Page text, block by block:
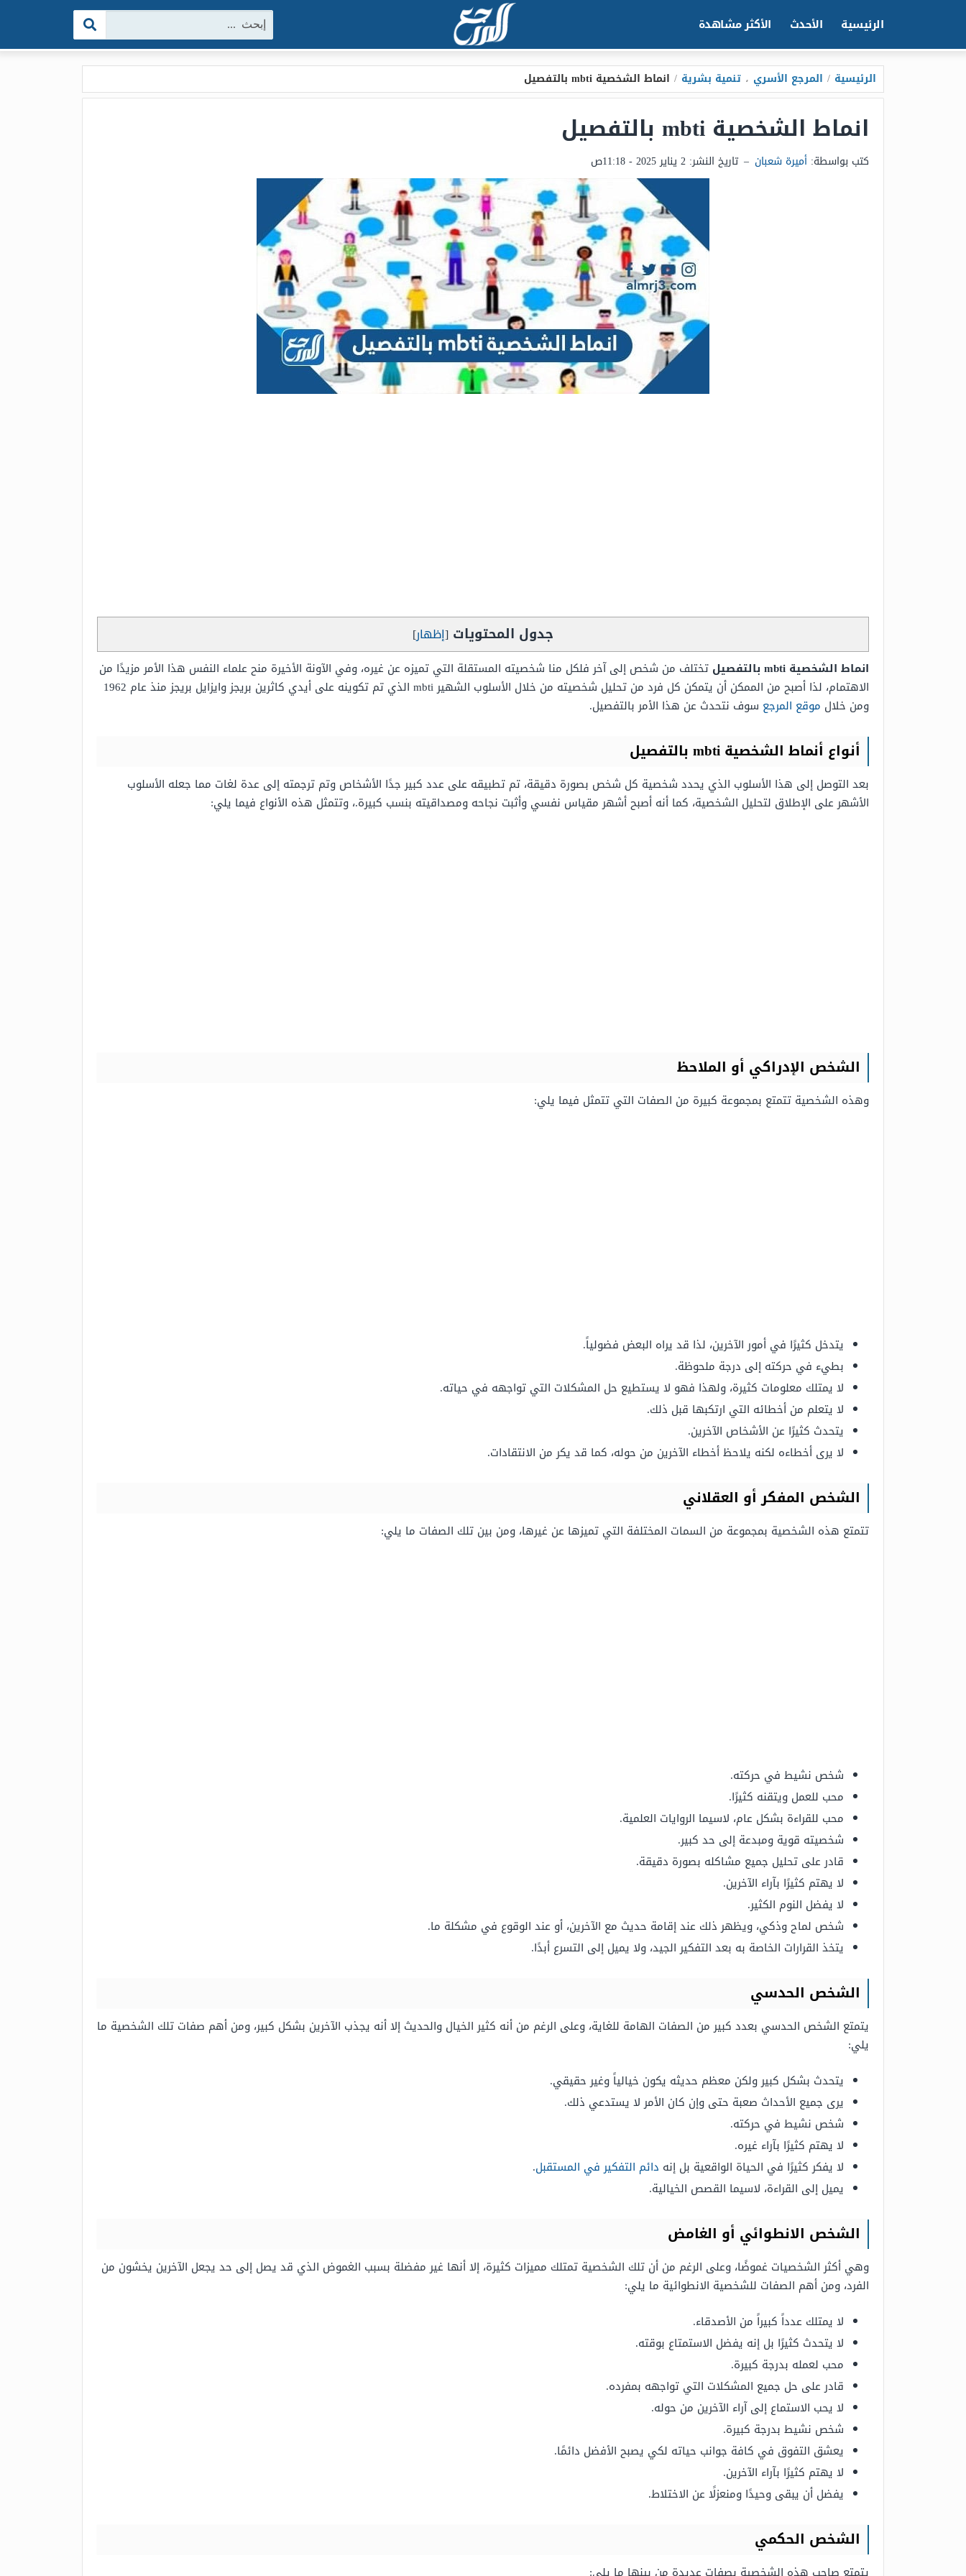
الرئيسية الأحدث الأكثر مشاهدة البحث:
الرئيسية / المرجع الأسري ، تنمية بشرية / انماط الشخصية mbti بالتفصيل
انماط الشخصية mbti بالتفصيل
كتب بواسطة: أميرة شعبان – تاريخ النشر: 2 يناير 2025 - 11:18ص
جدول المحتويات [إظهار]
انماط الشخصية mbti بالتفصيل تختلف من شخص إلى آخر فلكل منا شخصيته المستقلة التي تميزه عن غيره، وفي الآونة الأخيرة منح علماء النفس هذا الأمر مزيدًا من
الاهتمام، لذا أصبح من الممكن أن يتمكن كل فرد من تحليل شخصيته من خلال الأسلوب الشهير mbti الذي تم تكوينه على أيدي كاثرين بريجز وايزايل بريجز منذ عام 1962
ومن خلال موقع المرجع سوف نتحدث عن هذا الأمر بالتفصيل.
أنواع أنماط الشخصية mbti بالتفصيل
بعد التوصل إلى هذا الأسلوب الذي يحدد شخصية كل شخص بصورة دقيقة، تم تطبيقه على عدد كبير جدًا الأشخاص وتم ترجمته إلى عدة لغات مما جعله الأسلوب
الأشهر على الإطلاق لتحليل الشخصية، كما أنه أصبح أشهر مقياس نفسي وأثبت نجاحه ومصداقيته بنسب كبيرة.، وتتمثل هذه الأنواع فيما يلي:
الشخص الإدراكي أو الملاحظ
وهذه الشخصية تتمتع بمجموعة كبيرة من الصفات التي تتمثل فيما يلي:
يتدخل كثيرًا في أمور الآخرين، لذا قد يراه البعض فضولياً.
بطيء في حركته إلى درجة ملحوظة.
لا يمتلك معلومات كثيرة، ولهذا فهو لا يستطيع حل المشكلات التي تواجهه في حياته.
لا يتعلم من أخطائه التي ارتكبها قبل ذلك.
يتحدث كثيرًا عن الأشخاص الآخرين.
لا يرى أخطاءه لكنه يلاحظ أخطاء الآخرين من حوله، كما قد يكر من الانتقادات.
الشخص المفكر أو العقلاني
تتمتع هذه الشخصية بمجموعة من السمات المختلفة التي تميزها عن غيرها، ومن بين تلك الصفات ما يلي:
شخص نشيط في حركته.
محب للعمل ويتقنه كثيرًا.
محب للقراءة بشكل عام، لاسيما الروايات العلمية.
شخصيته قوية ومبدعة إلى حد كبير.
قادر على تحليل جميع مشاكله بصورة دقيقة.
لا يهتم كثيرًا بآراء الآخرين.
لا يفضل النوم الكثير.
شخص لماح وذكي، ويظهر ذلك عند إقامة حديث مع الآخرين، أو عند الوقوع في مشكلة ما.
يتخذ القرارات الخاصة به بعد التفكير الجيد، ولا يميل إلى التسرع أبدًا.
الشخص الحدسي
يتمتع الشخص الحدسي بعدد كبير من الصفات الهامة للغاية، وعلى الرغم من أنه كثير الخيال والحديث إلا أنه يجذب الآخرين بشكل كبير، ومن أهم صفات تلك الشخصية ما
يلي:
يتحدث بشكل كبير ولكن معظم حديثه يكون خيالياً وغير حقيقي.
يرى جميع الأحداث صعبة حتى وإن كان الأمر لا يستدعي ذلك.
شخص نشيط في حركته.
لا يهتم كثيرًا بآراء غيره.
لا يفكر كثيرًا في الحياة الواقعية بل إنه دائم التفكير في المستقبل.
يميل إلى القراءة، لاسيما القصص الخيالية.
الشخص الانطوائي أو الغامض
وهي أكثر الشخصيات غموضًا، وعلى الرغم من أن تلك الشخصية تمتلك مميزات كثيرة، إلا أنها غير مفضلة بسبب الغموض الذي قد يصل إلى حد يجعل الآخرين يخشون من
الفرد، ومن أهم الصفات للشخصية الانطوائية ما يلي:
لا يمتلك عدداً كبيراً من الأصدقاء.
لا يتحدث كثيرًا بل إنه يفضل الاستمتاع بوقته.
محب لعمله بدرجة كبيرة.
قادر على حل جميع المشكلات التي تواجهه بمفرده.
لا يحب الاستماع إلى آراء الآخرين من حوله.
شخص نشيط بدرجة كبيرة.
يعشق التفوق في كافة جوانب حياته لكي يصبح الأفضل دائمًا.
لا يهتم كثيرًا بآراء الآخرين.
يفضل أن يبقى وحيدًا ومنعزلًا عن الاختلاط.
الشخص الحكمي